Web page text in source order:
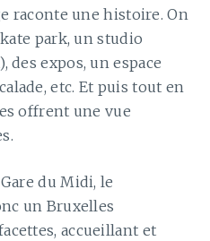
raconte une histoire. On
park, un studio
des expos, un espace
etc. Et puis tout en
offrent une vue
du Midi, le
un Bruxelles
accueillant et